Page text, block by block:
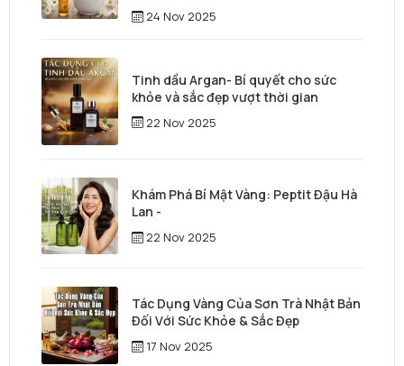
24 Nov 2025
Tinh dầu Argan- Bí quyết cho sức
khỏe và sắc đẹp vượt thời gian
22 Nov 2025
Khám Phá Bí Mật Vàng: Peptit Đậu Hà
Lan -
22 Nov 2025
Tác Dụng Vàng Của Sơn Trà Nhật Bản
Đối Với Sức Khỏe & Sắc Đẹp
17 Nov 2025